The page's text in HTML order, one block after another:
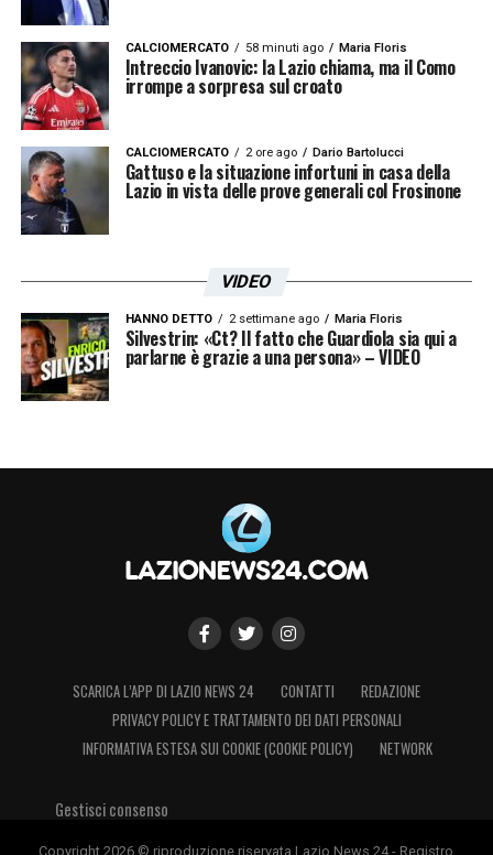
CALCIOMERCATO 58 minuti ago Maria Floris
Intreccio Ivanovic: la Lazio chiama, ma il Como
irrompe a sorpresa sul croato
CALCIOMERCATO 2 ore ago Dario Bartolucci
Gattuso e la situazione infortuni in casa della
Lazio in vista delle prove generali col Frosinone
VIDEO
HANNO DETTO 2 settimane ago Maria Floris
Silvestrin: «Ct? Il fatto che Guardiola sia qui a
parlarne è grazie a una persona» – VIDEO
SCARICA L’APP DI LAZIO NEWS 24 CONTATTI
REDAZIONE
PRIVACY POLICY E TRATTAMENTO DEI DATI PERSONALI
INFORMATIVA ESTESA SUI COOKIE (COOKIE POLICY)
NETWORK
Gestisci consenso
Copyright 2026 © riproduzione riservata Lazio News 24 - Registro